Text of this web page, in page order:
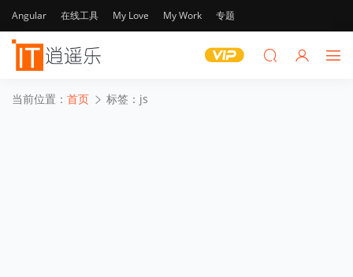
Angular 在线工具 My Love My Work 专题
当前位置： 首页 标签：js